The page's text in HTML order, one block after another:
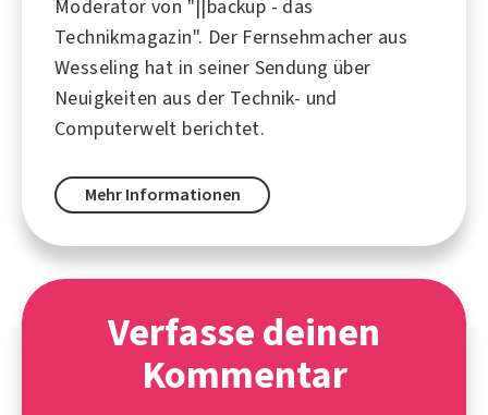
Moderator von "||backup - das
Technikmagazin". Der Fernsehmacher aus
Wesseling hat in seiner Sendung über
Neuigkeiten aus der Technik- und
Computerwelt berichtet.
Mehr Informationen
Verfasse deinen
Kommentar